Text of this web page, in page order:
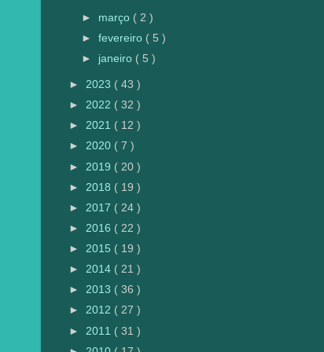
► março ( 2 )
►fevereiro ( 5 )
► janeiro ( 5 )
► 2023 ( 43 )
► 2022 ( 32 )
► 2021 ( 12 )
► 2020 ( 7 )
► 2019 ( 20 )
► 2018 ( 19 )
► 2017 ( 24 )
► 2016 ( 22 )
► 2015 ( 19 )
► 2014 ( 21 )
► 2013 ( 36 )
► 2012 ( 27 )
► 2011 ( 31 )